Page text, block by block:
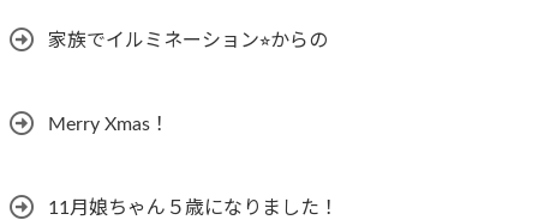
家族でイルミネーション⭐︎からの
Merry Xmas！
11月娘ちゃん５歳になりました！